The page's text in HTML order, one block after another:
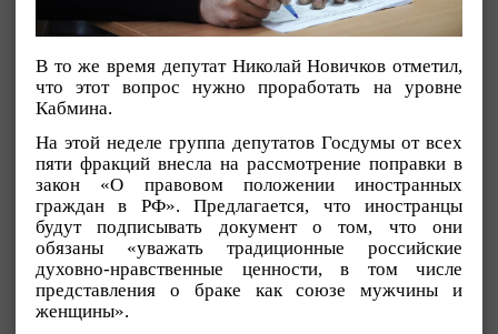
В то же время депутат Николай Новичков отметил,
что этот вопрос нужно проработать на уровне
Кабмина.
На этой неделе группа депутатов Госдумы от всех
пяти фракций внесла на рассмотрение поправки в
закон «О правовом положении иностранных
граждан в РФ». Предлагается, что иностранцы
будут подписывать документ о том, что они
обязаны «уважать традиционные российские
духовно-нравственные ценности, в том числе
представления о браке как союзе мужчины и
женщины».